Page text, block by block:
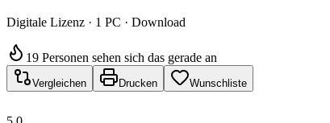
Digitale Lizenz · 1 PC · Download
19 Personen sehen sich das gerade an
Vergleichen Drucken Wunschliste